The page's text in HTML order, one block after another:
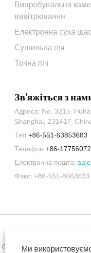
Випробувальна
вивітрювання
Електронна суха
Сушильна піч
Точна піч
Зв'яжіться з
Адреса: No. 3215,
Shanghai, 231417,
Тел:+86-551-63853683
Телефон:+86-
Електронна пошта:
Факс: +86-551-8663633
Copyright © Symor
Ми